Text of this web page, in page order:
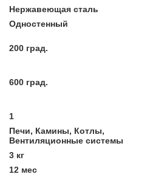
Нержавеющая сталь
Одностенный
200 град.
600 град.
1
Печи, Камины, Котлы,
Вентиляционные системы
3 кг
12 мес